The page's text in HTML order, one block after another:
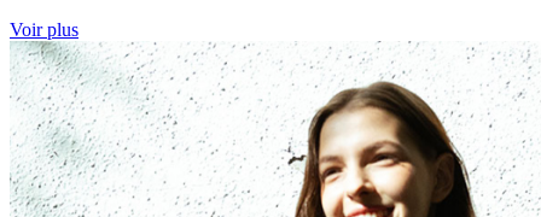
Voir plus